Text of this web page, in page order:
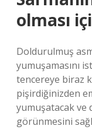
olması
Doldurulmuş
yumuşamasını
tencereye biraz
pişirdiğinizden
yumuşatacak ve
görünmesini